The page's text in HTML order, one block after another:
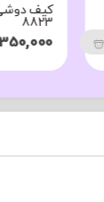
کیف
8823